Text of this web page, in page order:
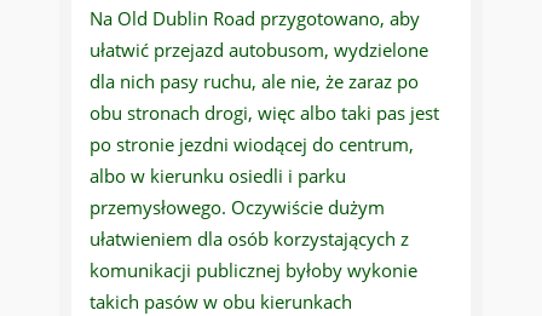
Na Old Dublin Road przygotowano, aby
ułatwić przejazd autobusom, wydzielone
dla nich pasy ruchu, ale nie, że zaraz po
obu stronach drogi, więc albo taki pas jest
po stronie jezdni wiodącej do centrum,
albo w kierunku osiedli i parku
przemysłowego. Oczywiście dużym
ułatwieniem dla osób korzystających z
komunikacji publicznej byłoby wykonie
takich pasów w obu kierunkach